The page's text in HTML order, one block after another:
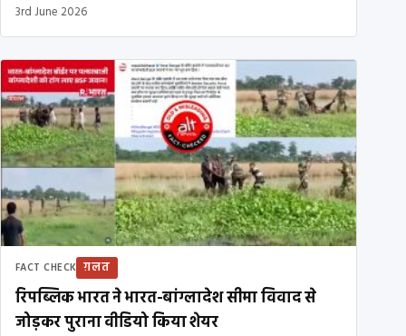
3rd June 2026
FACT CHECK ग़लत
रिपब्लिक भारत ने भारत-बांग्लादेश सीमा विवाद से
जोड़कर पुराना वीडियो किया शेयर